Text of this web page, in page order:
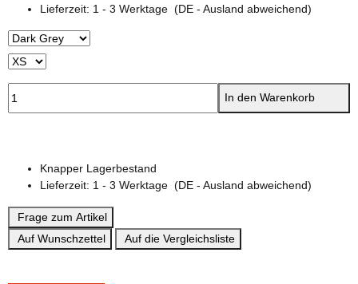
Lieferzeit: 1 - 3 Werktage (DE - Ausland abweichend)
In den Warenkorb
Knapper Lagerbestand
Lieferzeit: 1 - 3 Werktage (DE - Ausland abweichend)
Frage zum Artikel
Auf Wunschzettel
Auf die Vergleichsliste